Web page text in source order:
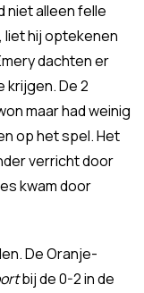
niet alleen felle
liet hij optekenen
dachten er
krijgen. De 2
maar had weinig
op het spel. Het
verricht door
kwam door
De Oranje-
bij de 0-2 in de